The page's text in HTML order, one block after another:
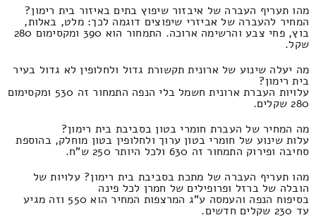
מהו תעריף העברה של איבזור שיפוץ בתים באיזור בית רימון?
המחיר להעברה של אביזרי שיפוצים דוגמה לכך: מלט, באלות,
בוץ, פחי צבע והרשימה ארוכה. התמחור הוא 390 ומקסימום 280
שקל.
מה יעלה שינוע של ארונית תקשורת גדול ולחלופין לא גדול בעיר
בית רימון?
עלויות העברת ארונית חשמל בלי הנפה התמחור זה 530 ומקסימום
280 שקלים.
מה המחיר של העברת חומרי בטון בסביבת בית רימון?
עלות שינוע של חומרי בטון ערוך ולחלופין בטון מוחלק, בהוספת
סחיבה ופירוק התמחור זה 630 ולכל היותר 250 ש"ח.
מהו תעריף העברה של מתכת בסביבת בית רימון? עלויות של
הובלה של ברזל ופרופילים של חמרן לכל פינה
בסיפוח הנפה והעמסה ע"ג המרצפות המחיר הוא 550 וזה מגיע
עד 230 שקלים חדשים.